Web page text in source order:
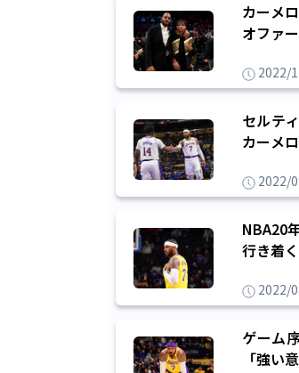
カーメ
オファ
2022/
セルテ
カーメ
2022/
NBA20
行き着
2022/
ゲーム
「強い